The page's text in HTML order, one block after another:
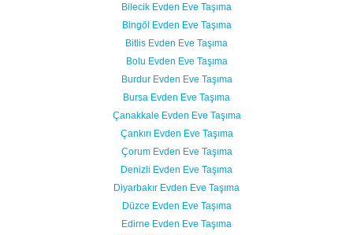
Bilecik Evden Eve Taşıma
Bingöl Evden Eve Taşıma
Bitlis Evden Eve Taşıma
Bolu Evden Eve Taşıma
Burdur Evden Eve Taşıma
Bursa Evden Eve Taşıma
Çanakkale Evden Eve Taşıma
Çankırı Evden Eve Taşıma
Çorum Evden Eve Taşıma
Denizli Evden Eve Taşıma
Diyarbakır Evden Eve Taşıma
Düzce Evden Eve Taşıma
Edirne Evden Eve Taşıma